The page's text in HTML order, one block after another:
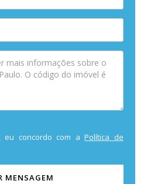
eu concordo com aPolítica de
MENSAGEM